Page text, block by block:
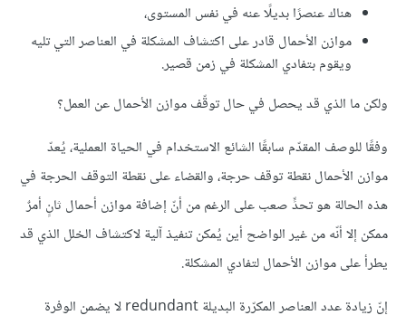
هناك عنصرًا بديلًا عنه في نفس المستوى،
موازن الأحمال قادر على اكتشاف المشكلة في العناصر التي تليه
ويقوم بتفادي المشكلة في زمن قصير.
ولكن ما الذي قد يحصل في حال توقّف موازن الأحمال عن العمل؟
وفقًا للوصف المقدّم سابقًا الشائع الاستخدام في الحياة العملية، يُعدّ
موازن الأحمال نقطة توقف حرجة، والقضاء على نقطة التوقف الحرجة في
هذه الحالة هو تحدٍّ صعب على الرغم من أنّ إضافة موازن أحمال ثانٍ أمرٌ
ممكن إلا أنّه من غير الواضح أين يُمكن تنفيذ آلية لاكتشاف الخلل الذي قد
يطرأ على موازن الأحمال لتفادي المشكلة.
إنّ زيادة عدد العناصر المكرّرة البديلة redundant لا يضمن الوفرة